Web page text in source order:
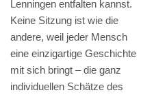
Lenningen entfalten kannst.
Keine Sitzung ist wie die
andere, weil jeder Mensch
eine einzigartige Geschichte
mit sich bringt – die ganz
individuellen Schätze des